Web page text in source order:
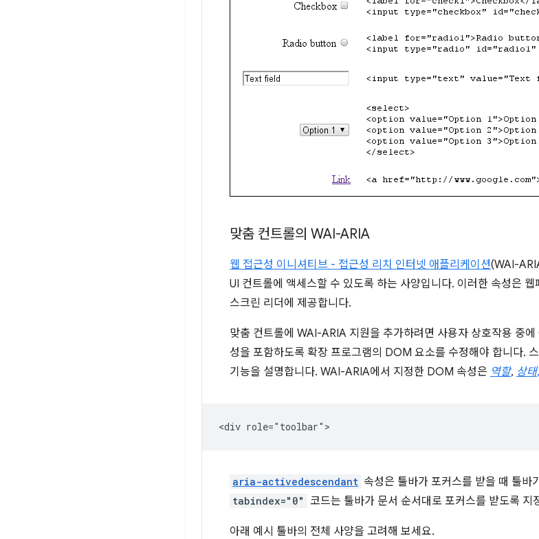
맞춤 컨트롤의 WAI-ARIA
웹 접근성 이니셔티브 - 접근성 리치 인터넷 애플리케이션(WAI-
UI 컨트롤에 액세스할 수 있도록 하는 사양입니다. 이러한 속성은
스크린 리더에 제공합니다.
맞춤 컨트롤에 WAI-ARIA 지원을 추가하려면 사용자 상호작용 중
성을 포함하도록 확장 프로그램의 DOM 요소를 수정해야 합니다.
기능을 설명합니다. WAI-ARIA에서 지정한 DOM 속성은 역할, 상태,
aria-activedescendant 속성은 툴바가 포커스를 받을 때 툴바
tabindex="0" 코드는 툴바가 문서 순서대로 포커스를 받도록 지
아래 예시 툴바의 전체 사양을 고려해 보세요.